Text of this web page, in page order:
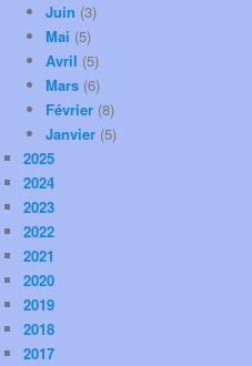
Juin (3)
Mai (5)
Avril (5)
Mars (6)
Février (8)
Janvier (5)
2025
2024
2023
2022
2021
2020
2019
2018
2017